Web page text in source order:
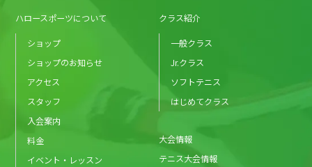
ハロースポーツについて
ショップ
ショップのお知らせ
アクセス
スタッフ
入会案内
料金
イベント・レッスン
クラス紹介
一般クラス
Jr.クラス
ソフトテニス
はじめてクラス
大会情報
テニス大会情報